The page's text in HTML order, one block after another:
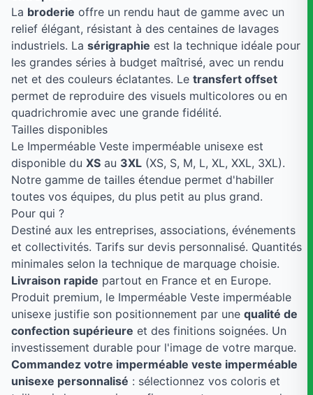
La broderie offre un rendu haut de gamme avec un
relief élégant, résistant à des centaines de lavages
industriels. La sérigraphie est la technique idéale pour
les grandes séries à budget maîtrisé, avec un rendu
net et des couleurs éclatantes. Le transfert offset
permet de reproduire des visuels multicolores ou en
quadrichromie avec une grande fidélité.
Tailles disponibles
Le Imperméable Veste imperméable unisexe est
disponible du XS au 3XL (XS, S, M, L, XL, XXL, 3XL).
Notre gamme de tailles étendue permet d'habiller
toutes vos équipes, du plus petit au plus grand.
Pour qui ?
Destiné aux les entreprises, associations, événements
et collectivités. Tarifs sur devis personnalisé. Quantités
minimales selon la technique de marquage choisie.
Livraison rapide partout en France et en Europe.
Produit premium, le Imperméable Veste imperméable
unisexe justifie son positionnement par une qualité de
confection supérieure et des finitions soignées. Un
investissement durable pour l'image de votre marque.
Commandez votre imperméable veste imperméable
unisexe personnalisé : sélectionnez vos coloris et